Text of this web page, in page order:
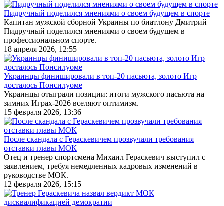
Пидручный поделился мнениями о своем будущем в спорте
Капитан мужской сборной Украины по биатлону Дмитрий
Пидручный поделился мнениями о своем будущем в
профессиональном спорте.
18 апреля 2026, 12:55
Украинцы финишировали в топ-20 пасьюта, золото Игр
досталось Понсилуоме
Украинцы отыграли позиции: итоги мужского пасьюта на
зимних Играх-2026 вселяют оптимизм.
15 февраля 2026, 13:36
После скандала с Гераскевичем прозвучали требования
отставки главы МОК
Отец и тренер спортсмена Михаил Гераскевич выступил с
заявлением, требуя немедленных кадровых изменений в
руководстве МОК.
12 февраля 2026, 15:15